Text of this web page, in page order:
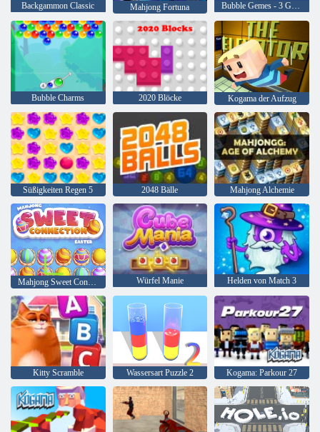
Backgammon Classic Mahjong Fortuna Bubble Gemes - 3 Gewinnt
Bubble Charms 2020 Blöcke Kogama der Aufzug
Süßigkeiten Regen 5 2048 Bälle Mahjong Alchemie
Würfel Manie Helden von Match 3
Kitty Scramble Wassersart Puzzle 2 Kogama: Parkour 27